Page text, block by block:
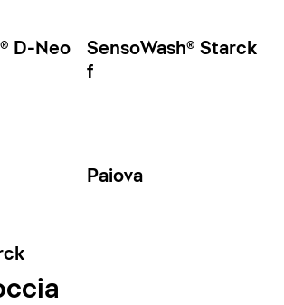
D-Neo
SensoWash® Starck
f
Paiova